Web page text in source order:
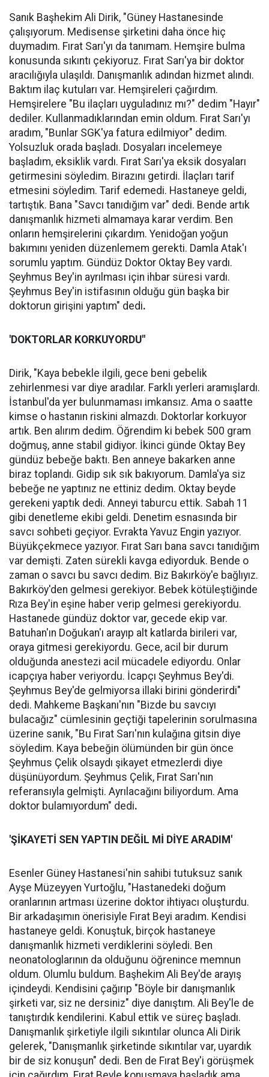
Sanık Başhekim Ali Dirik, "Güney Hastanesinde
çalışıyorum. Medisense şirketini daha önce hiç
duymadım. Fırat Sarı'yı da tanımam. Hemşire bulma
konusunda sıkıntı çekiyoruz. Fırat Sarı'ya bir doktor
aracılığıyla ulaşıldı. Danışmanlık adından hizmet alındı.
Baktım ilaç kutuları var. Hemşireleri çağırdım.
Hemşirelere "Bu ilaçları uyguladınız mı?" dedim "Hayır"
dediler. Kullanmadıklarından emin oldum. Fırat Sarı'yı
aradım, "Bunlar SGK'ya fatura edilmiyor" dedim.
Yolsuzluk orada başladı. Dosyaları incelemeye
başladım, eksiklik vardı. Fırat Sarı'ya eksik dosyaları
getirmesini söyledim. Birazını getirdi. İlaçları tarif
etmesini söyledim. Tarif edemedi. Hastaneye geldi,
tartıştık. Bana "Savcı tanıdığım var" dedi. Bende artık
danışmanlık hizmeti almamaya karar verdim. Ben
onların hemşirelerini çıkardım. Yenidoğan yoğun
bakımını yeniden düzenlemem gerekti. Damla Atak'ı
sorumlu yaptım. Gündüz Doktor Oktay Bey vardı.
Şeyhmus Bey'in ayrılması için ihbar süresi vardı.
Şeyhmus Bey'in istifasının olduğu gün başka bir
doktorun girişini yaptım" dedi.
'DOKTORLAR KORKUYORDU"
Dirik, "Kaya bebekle ilgili, gece beni gebelik
zehirlenmesi var diye aradılar. Farklı yerleri aramışlardı.
İstanbul'da yer bulunmaması imkansız. Ama o saatte
kimse o hastanın riskini almazdı. Doktorlar korkuyor
artık. Ben alırım dedim. Öğrendim ki bebek 500 gram
doğmuş, anne stabil gidiyor. İkinci günde Oktay Bey
gündüz bebeğe baktı. Ben anneye bakarken anne
biraz toplandı. Gidip sık sık bakıyorum. Damla'ya siz
bebeğe ne yaptınız ne ettiniz dedim. Oktay beyde
gerekeni yaptık dedi. Anneyi taburcu ettik. Sabah 11
gibi denetleme ekibi geldi. Denetim esnasında bir
savcı sohbeti geçiyor. Evrakta Yavuz Engin yazıyor.
Büyükçekmece yazıyor. Fırat Sarı bana savcı tanıdığım
var demişti. Zaten sürekli kavga ediyorduk. Bende o
zaman o savcı bu savcı dedim. Biz Bakırköy'e bağlıyız.
Bakırköy'den gelmesi gerekiyor. Bebek kötüleştiğinde
Rıza Bey'in eşine haber verip gelmesi gerekiyordu.
Hastanede gündüz doktor var, gecede ekip var.
Batuhan'ın Doğukan'ı arayıp alt katlarda birileri var,
oraya gitmesi gerekiyordu. Gece, acil bir durum
olduğunda anestezi acil mücadele ediyordu. Onlar
icapçıya haber veriyordu. İcapçı Şeyhmus Bey'di.
Şeyhmus Bey'de gelmiyorsa illaki birini gönderirdi"
dedi. Mahkeme Başkanı'nın "Bizde bu savcıyı
bulacağız" cümlesinin geçtiği tapelerinin sorulmasına
üzerine sanık, "Bu Fırat Sarı'nın kulağına gitsin diye
söyledim. Kaya bebeğin ölümünden bir gün önce
Şeyhmus Çelik olsaydı şikayet etmezlerdi diye
düşünüyordum. Şeyhmus Çelik, Fırat Sarı'nın
referansıyla gelmişti. Ayrılacağını biliyordum. Ama
doktor bulamıyordum" dedi.
'ŞİKAYETİ SEN YAPTIN DEĞİL Mİ DİYE ARADIM'
Esenler Güney Hastanesi'nin sahibi tutuksuz sanık
Ayşe Müzeyyen Yurtoğlu, "Hastanedeki doğum
oranlarının artması üzerine doktor ihtiyacı oluşturdu.
Bir arkadaşımın önerisiyle Fırat Beyi aradım. Kendisi
hastaneye geldi. Konuştuk, birçok hastaneye
danışmanlık hizmeti verdiklerini söyledi. Ben
neonatologlarının da olduğunu öğrenince memnun
oldum. Olumlu buldum. Başhekim Ali Bey'de arayış
içindeydi. Kendisini çağırıp "Böyle bir danışmanlık
şirketi var, siz ne dersiniz" diye danıştım. Ali Bey'le de
tanıştırdık kendilerini. Kabul ettik ve süreç başladı.
Danışmanlık şirketiyle ilgili sıkıntılar olunca Ali Dirik
gelerek, "Danışmanlık şirketinde sıkıntılar var, uyardık
bir de siz konuşun" dedi. Ben de Fırat Bey'i görüşmek